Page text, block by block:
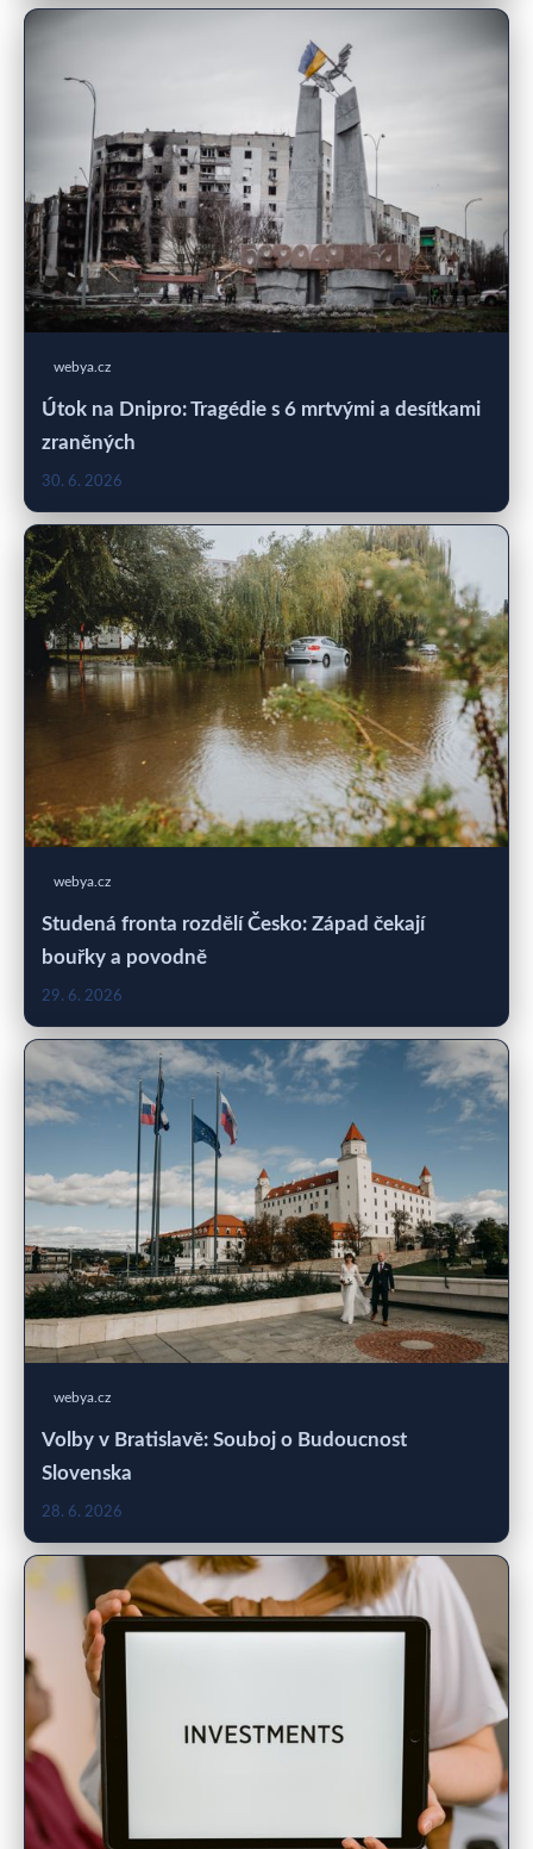
webya.cz
Útok na Dnipro: Tragédie s 6 mrtvými a desítkami
zraněných
30. 6. 2026
webya.cz
Studená fronta rozdělí Česko: Západ čekají
bouřky a povodně
29. 6. 2026
webya.cz
Volby v Bratislavě: Souboj o Budoucnost
Slovenska
28. 6. 2026